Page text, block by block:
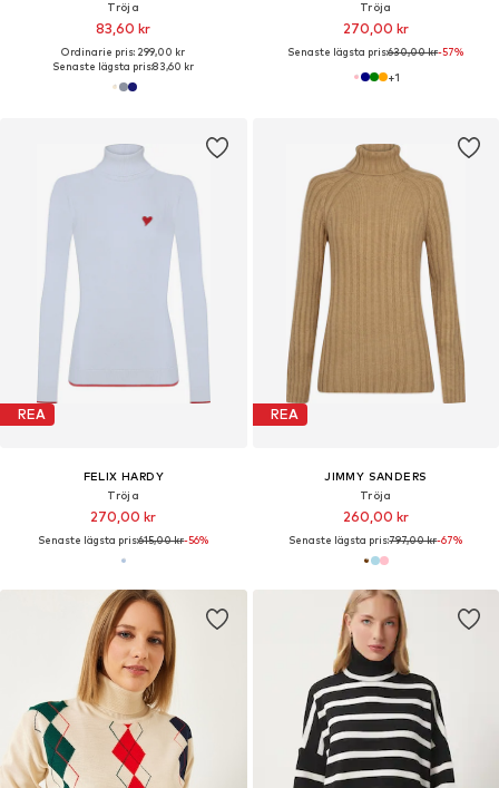
Tröja
83,60 kr
Ordinarie pris: 299,00 kr
Senaste lägsta pris:83,60 kr
Tröja
270,00 kr
Senaste lägsta pris:630,00 kr-57%
+1
REA
FELIX HARDY
Tröja
270,00 kr
Senaste lägsta pris:615,00 kr-56%
REA
JIMMY SANDERS
Tröja
260,00 kr
Senaste lägsta pris:797,00 kr-67%